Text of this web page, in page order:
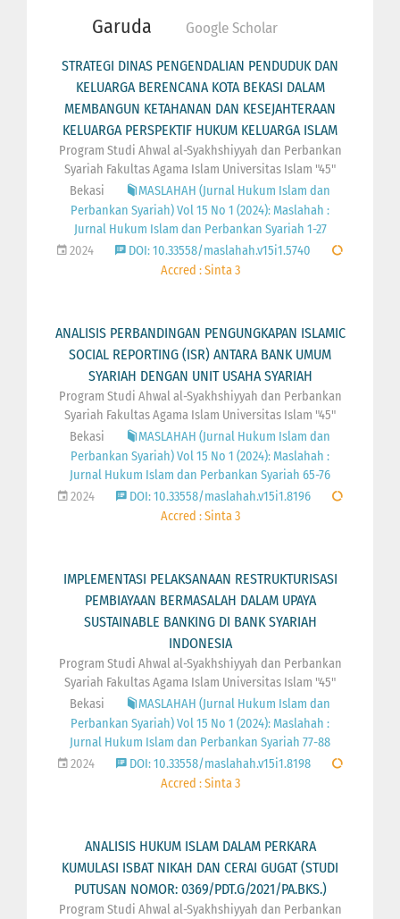
Garuda Google Scholar
STRATEGI DINAS PENGENDALIAN PENDUDUK DAN
KELUARGA BERENCANA KOTA BEKASI DALAM
MEMBANGUN KETAHANAN DAN KESEJAHTERAAN
KELUARGA PERSPEKTIF HUKUM KELUARGA ISLAM
Program Studi Ahwal al-Syakhshiyyah dan Perbankan
Syariah Fakultas Agama Islam Universitas Islam "45"
Bekasi
MASLAHAH (Jurnal Hukum Islam dan
Perbankan Syariah) Vol 15 No 1 (2024): Maslahah :
Jurnal Hukum Islam dan Perbankan Syariah 1-27
2024
DOI: 10.33558/maslahah.v15i1.5740
Accred : Sinta 3
ANALISIS PERBANDINGAN PENGUNGKAPAN ISLAMIC
SOCIAL REPORTING (ISR) ANTARA BANK UMUM
SYARIAH DENGAN UNIT USAHA SYARIAH
Program Studi Ahwal al-Syakhshiyyah dan Perbankan
Syariah Fakultas Agama Islam Universitas Islam "45"
Bekasi
MASLAHAH (Jurnal Hukum Islam dan
Perbankan Syariah) Vol 15 No 1 (2024): Maslahah :
Jurnal Hukum Islam dan Perbankan Syariah 65-76
2024
DOI: 10.33558/maslahah.v15i1.8196
Accred : Sinta 3
IMPLEMENTASI PELAKSANAAN RESTRUKTURISASI
PEMBIAYAAN BERMASALAH DALAM UPAYA
SUSTAINABLE BANKING DI BANK SYARIAH
INDONESIA
Program Studi Ahwal al-Syakhshiyyah dan Perbankan
Syariah Fakultas Agama Islam Universitas Islam "45"
Bekasi
MASLAHAH (Jurnal Hukum Islam dan
Perbankan Syariah) Vol 15 No 1 (2024): Maslahah :
Jurnal Hukum Islam dan Perbankan Syariah 77-88
2024
DOI: 10.33558/maslahah.v15i1.8198
Accred : Sinta 3
ANALISIS HUKUM ISLAM DALAM PERKARA
KUMULASI ISBAT NIKAH DAN CERAI GUGAT (STUDI
PUTUSAN NOMOR: 0369/PDT.G/2021/PA.BKS.)
Program Studi Ahwal al-Syakhshiyyah dan Perbankan